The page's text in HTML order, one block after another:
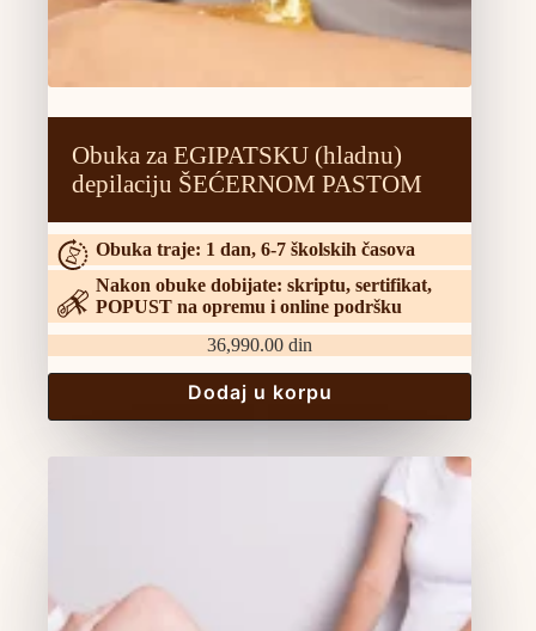
Obuka za EGIPATSKU (hladnu)
depilaciju ŠEĆERNOM PASTOM
Obuka traje: 1 dan, 6-7 školskih časova
Nakon obuke dobijate: skriptu, sertifikat,
POPUST na opremu i online podršku
36,990.00din
Dodaj u korpu